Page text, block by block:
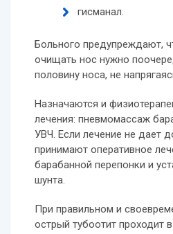
гисманал.
Больного предупреждают,
очищать нос нужно
половину носа, не
Назначаются и
лечения: пневмомассаж
УВЧ. Если лечение не дает
принимают оперативное
барабанной перепонки и
шунта.
При правильном и
острый тубоотит проходит